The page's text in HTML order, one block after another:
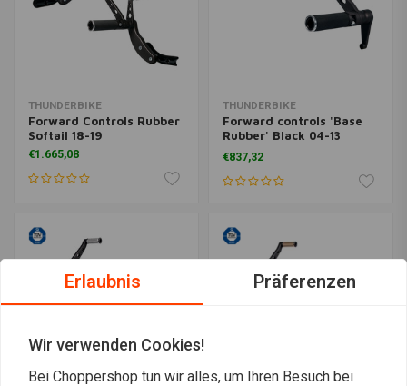
THUNDERBIKE
Forward Controls Rubber
Softail 18-19
€1.665,08
THUNDERBIKE
Forward controls 'Base
Rubber' Black 04-13
Sportster
€837,32
Erlaubnis Präferenzen
Wir verwenden Cookies!
Bei Choppershop tun wir alles, um Ihren Besuch bei